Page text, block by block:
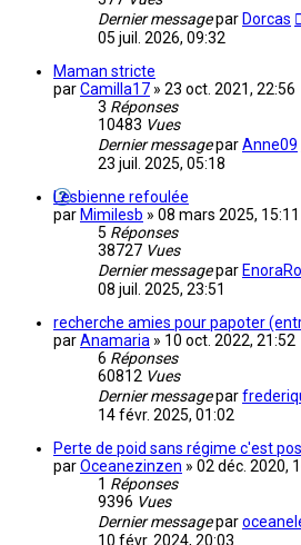
Dernier messagepar Dorcas
05 juil. 2026, 09:32
Maman stricte
parCamilla17 » 23 oct. 2021, 22:56
3 Réponses
10483 Vues
Dernier messageparAnne09
23 juil. 2025, 05:18
Lesbienne refoulée
par Mimilesb » 08 mars 2025, 15:11
5 Réponses
38727 Vues
Dernier messagepar
08 juil. 2025, 23:51
recherche amies pour papoter
parAnamaria » 10 oct. 2022, 21:52
6 Réponses
60812 Vues
Dernier messagepar
14 févr. 2025, 01:02
Perte de poid sans régime c'est
parOceanezinzen » 02 déc. 2020,
1 Réponses
9396 Vues
Dernier messagepar
10 févr. 2024, 20:03